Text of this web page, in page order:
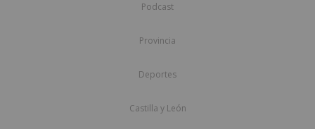
Podcast
Provincia
Deportes
Castilla y León